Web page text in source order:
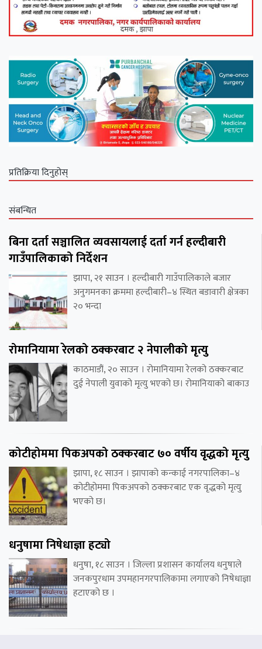
प्रतिक्रिया दिनुहोस्
संबन्धित
बिना दर्ता सञ्चालित व्यवसायलाई दर्ता गर्न हल्दीबारी
गाउँपालिकाको निर्देशन
झापा, २१ साउन । हल्दीबारी गाउँपालिकाले बजार
अनुगमनका क्रममा हल्दीबारी–४ स्थित बडावारी क्षेत्रका
२० भन्दा
रोमानियामा रेलको ठक्करबाट २ नेपालीको मृत्यु
काठमाडौं, २० साउन । रोमानियामा रेलको ठक्करबाट
दुई नेपाली युवाको मृत्यु भएको छ। रोमानियाको बाकाउ
कोटीहोममा पिकअपको ठक्करबाट ७० वर्षीय वृद्धको मृत्यु
झापा, १८ साउन । झापाको कन्काई नगरपालिका–४
कोटीहोममा पिकअपको ठक्करबाट एक वृद्धको मृत्यु
भएको छ।
धनुषामा निषेधाज्ञा हट्यो
धनुषा, १८ साउन । जिल्ला प्रशासन कार्यालय धनुषाले
जनकपुरधाम उपमहानगरपालिकामा लगाएको निषेधाज्ञा
हटाएको छ ।